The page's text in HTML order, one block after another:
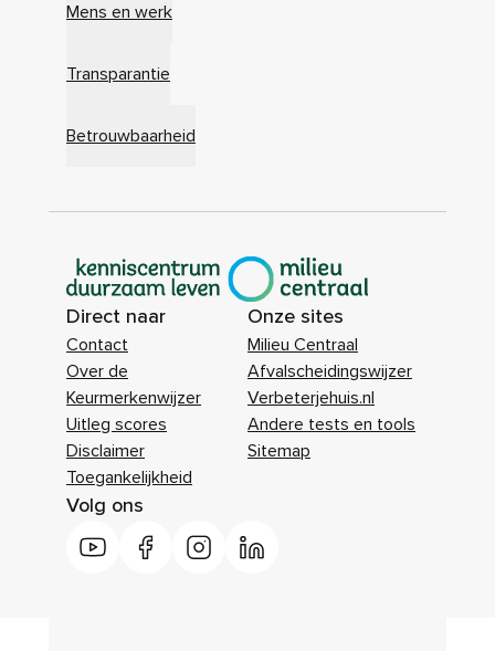
Mens en werk
Transparantie
Betrouwbaarheid
|
Direct naar
Contact
Over de
Keurmerkenwijzer
Uitleg scores
Disclaimer
Toegankelijkheid
Onze sites
Milieu Centraal
Afvalscheidingswijzer
Verbeterjehuis.nl
Andere tests en tools
Sitemap
Volg ons